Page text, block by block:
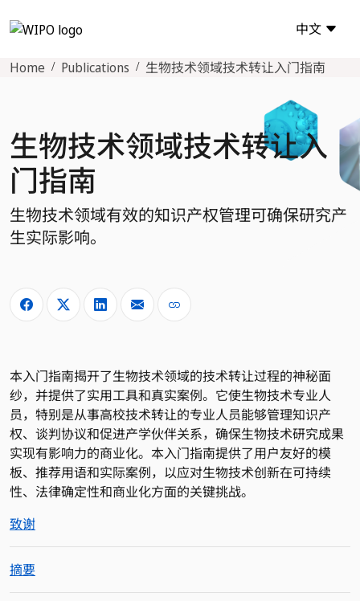
中文
Home Publications 生物技术领域技术转让入门指南
生物技术领域技术转让入
门指南
生物技术领域有效的知识产权管理可确保研究产
生实际影响。
本入门指南揭开了生物技术领域的技术转让过程的神秘面
纱，并提供了实用工具和真实案例。它使生物技术专业人
员，特别是从事高校技术转让的专业人员能够管理知识产
权、谈判协议和促进产学伙伴关系，确保生物技术研究成果
实现有影响力的商业化。本入门指南提供了用户友好的模
板、推荐用语和实际案例，以应对生物技术创新在可持续
性、法律确定性和商业化方面的关键挑战。
致谢
摘要